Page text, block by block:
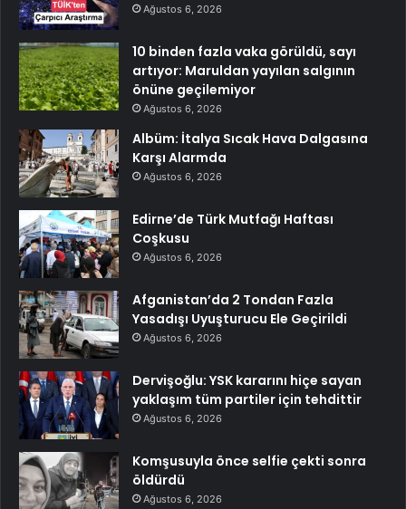
Ağustos 6, 2026
10 binden fazla vaka görüldü, sayı
artıyor: Maruldan yayılan salgının
önüne geçilemiyor
Ağustos 6, 2026
Albüm: İtalya Sıcak Hava Dalgasına
Karşı Alarmda
Ağustos 6, 2026
Edirne’de Türk Mutfağı Haftası
Coşkusu
Ağustos 6, 2026
Afganistan’da 2 Tondan Fazla
Yasadışı Uyuşturucu Ele Geçirildi
Ağustos 6, 2026
Dervişoğlu: YSK kararını hiçe sayan
yaklaşım tüm partiler için tehdittir
Ağustos 6, 2026
Komşusuyla önce selfie çekti sonra
öldürdü
Ağustos 6, 2026